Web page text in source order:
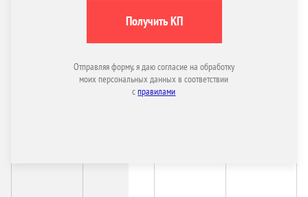
Получить КП
Отправляя форму, я даю согласие на обработку
моих персональных данных в соответствии
справилами